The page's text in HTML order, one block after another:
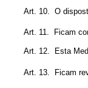
Art. 10. O
Art. 11. Ficam
Art. 12. Esta
Art. 13. Ficam